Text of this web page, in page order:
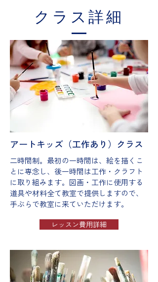
クラス詳細
​アートキッズ（工作あり）クラス
二時間制。最初の一時間は、絵を描くこ
とに専念し、後一時間は工作・クラフト
に取り組みます。図画・工作に使用する
道具や材料全て教室で提供しますので、
手ぶらで教室に来ていただけます。
レッスン費用詳細